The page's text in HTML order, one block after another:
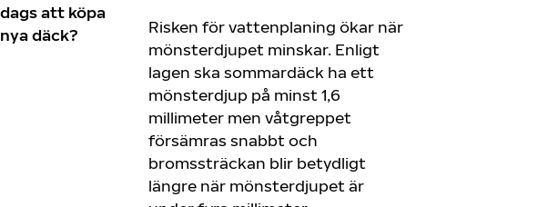
dags att köpa
nya däck?
Risken för vattenplaning ökar när
mönsterdjupet minskar. Enligt
lagen ska sommardäck ha ett
mönsterdjup på minst 1,6
millimeter men våtgreppet
försämras snabbt och
bromssträckan blir betydligt
längre när mönsterdjupet är